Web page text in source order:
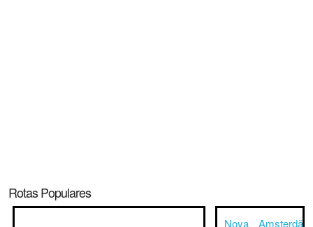
Rotas Populares
Nova
Amsterdã